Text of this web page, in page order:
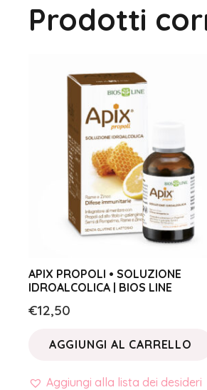
Prodotti
APIX PROPOLI • SOLUZIONE
IDROALCOLICA | BIOS LINE
€12,50
AGGIUNGI AL CARRELLO
Aggiungi alla lista dei desideri